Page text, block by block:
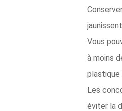
Vous
à moins
plastique
Les
éviter la